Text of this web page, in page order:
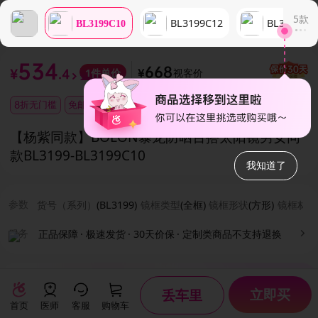
BL3199C10 BL3199C12 5款
¥534.4 1件单价 ¥668视客价
8折无门槛 免邮券
【杨紫同款】BOLON暴龙防晒百搭太阳镜男女同
款BL3199-BL3199C10
货号（系列） (BL3199) 镜框类型 (全框) 镜框形状(方形) 镜框材质
正品保障 · 极速发货 · 30天价保 · 定制类商品不支持退换
评价 (0) 我们的评价都来源于用户真实记录
首页 医师 客服 购物车
丢车里 立即买
我知道了